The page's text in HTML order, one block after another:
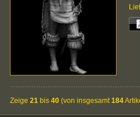
Zeige 21 bis 40 (von insgesamt184